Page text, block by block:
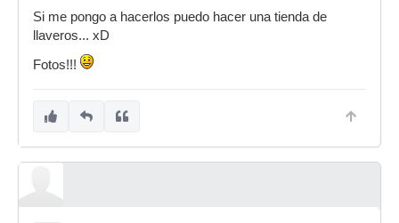
Si me pongo a hacerlos puedo hacer una tienda de
llaveros... xD
Fotos!!!